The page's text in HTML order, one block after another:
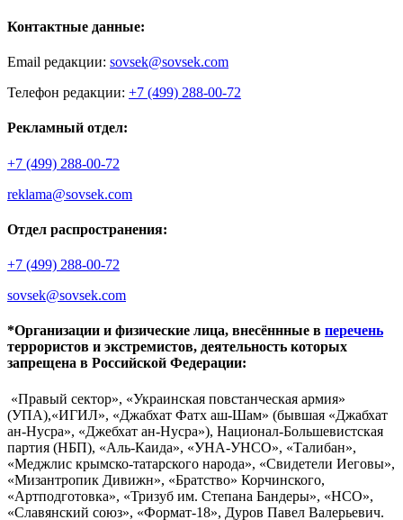
Контактные данные:
Email редакции: sovsek@sovsek.com
Телефон редакции: +7 (499) 288-00-72
Рекламный отдел:
+7 (499) 288-00-72
reklama@sovsek.com
Отдел распространения:
+7 (499) 288-00-72
sovsek@sovsek.com
*Организации и физические лица, внесённные в перечень
террористов и экстремистов, деятельность которых
запрещена в Российской Федерации:
«Правый сектор», «Украинская повстанческая армия»
(УПА),«ИГИЛ», «Джабхат Фатх аш-Шам» (бывшая «Джабхат
ан-Нусра», «Джебхат ан-Нусра»), Национал-Большевистская
партия (НБП), «Аль-Каида», «УНА-УНСО», «Талибан»,
«Меджлис крымско-татарского народа», «Свидетели Иеговы»,
«Мизантропик Дивижн», «Братство» Корчинского,
«Артподготовка», «Тризуб им. Степана Бандеры», «НСО»,
«Славянский союз», «Формат-18», Дуров Павел Валерьевич.